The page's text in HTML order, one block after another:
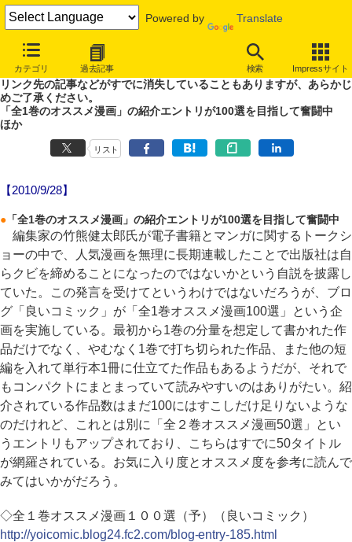
Powered by Translate
カテゴリ 過去記事 検索 Impressサイト
やじうまWatch
噂あり、未確認情報ありのやじうまWatch。
リンク先の記事などがすでに消失していることもありますが、あらかじ
めご了承ください。
「全1巻のオススメ漫画」の紹介エントリが100選を目指して奮闘中
ほか
リスト
【2010/9/28】
● 「全1巻のオススメ漫画」の紹介エントリが100選を目指して奮闘中
編集家の竹熊健太郎氏が電子書籍とマンガに関するトークシ
ョーの中で、人気漫画を無理に長期連載したことで出版社は自
らクビを締めることになったのではないかという自説を披露し
ていた。この発言を受けてというわけではないだろうが、ブロ
グ「良いコミック」が「全1巻オススメ漫画100選」という企
画を実施している。最初から1巻の分量を想定して書かれた作
品だけでなく、やむなく1巻で打ち切られた作品、また他の短
編を入れて単行本1冊に仕立てた作品もあるようだが、それで
もコンパクトにまとまっていて読みやすいのはありがたい。紹
介されている作品数はまだ100にはすこしだけ足りないような
のだけれど、これとは別に「全２巻オススメ漫画50選」とい
うエントリもアップされており、こちらはすでに50タイトル
が網羅されている。お気に入り度とオススメ度を参考に読んで
みてはいかがだろう。
◇全１巻オススメ漫画１００選（予）（良いコミック）
http://yoicomic.blog24.fc2.com/blog-entry-185.html